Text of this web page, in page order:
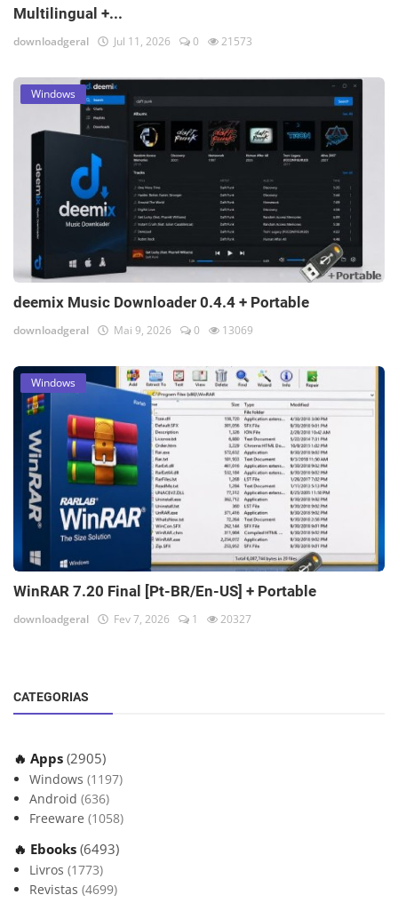
Multilingual +...
downloadgeral Jul 11, 2026 0 21573
Windows
deemix Music Downloader 0.4.4 + Portable
downloadgeral Mai 9, 2026 0 13069
Windows
WinRAR 7.20 Final [Pt-BR/En-US] + Portable
downloadgeral Fev 7, 2026 1 20327
CATEGORIAS
🔥 Apps (2905)
Windows (1197)
Android (636)
Freeware (1058)
🔥 Ebooks (6493)
Livros (1773)
Revistas (4699)